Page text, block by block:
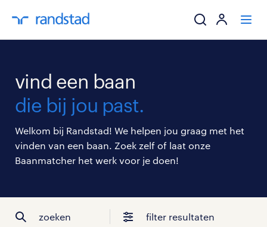
mijn carrière
over randstad
vind een baan
die bij jou past.
Welkom bij Randstad! We helpen jou graag met het
vinden van een baan. Zoek zelf of laat onze
Baanmatcher het werk voor je doen!
zoeken filter resultaten